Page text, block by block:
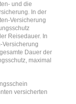
und die
In der
Versicherung
Reisedauer. In
Versicherung
Dauer der
maximal
versicherten